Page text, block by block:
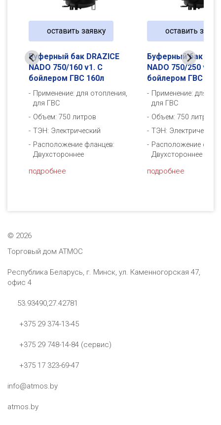
Буферный бак DRAZICE
NADO 750/160 v1. С
бойлером ГВС 160л
Применение: для отопления,
для ГВС
Объем: 750 литров
ТЭН: Электрический
Расположение фланцев:
Двухстороннее
подробнее
оставить заявку
Буферный бак
NADO 750/250 v1. С
бойлером ГВС
Применение: для
для ГВС
Объем: 750 литров
ТЭН: Электрический
Расположение
Двухстороннее
подробнее
оставить
© 2026
Торговый дом АТМОС
Республика Беларусь, г. Минск, ул. Каменногорская 47,
офис 4
53.93490,27.42781
+375 29 374-13-45
+375 29 748-14-84 (сервис)
+375 17 323-69-47
info@atmos.by
atmos.by